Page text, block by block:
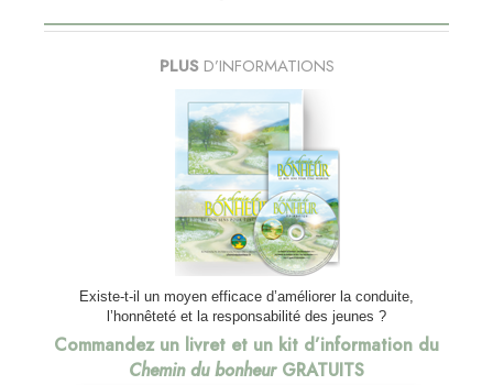
PLUS D’INFORMATIONS
Existe-t-il un moyen efficace d’améliorer la conduite,
l’honnêteté et la responsabilité des jeunes ?
Commandez un livret et un kit d’information du
Chemin du bonheurGRATUITS